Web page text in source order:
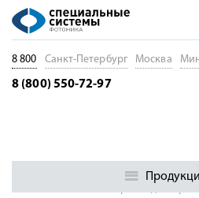
Волоконно-оптические
8 800 Санкт-Петербург Москва
8 (800) 550-72-97